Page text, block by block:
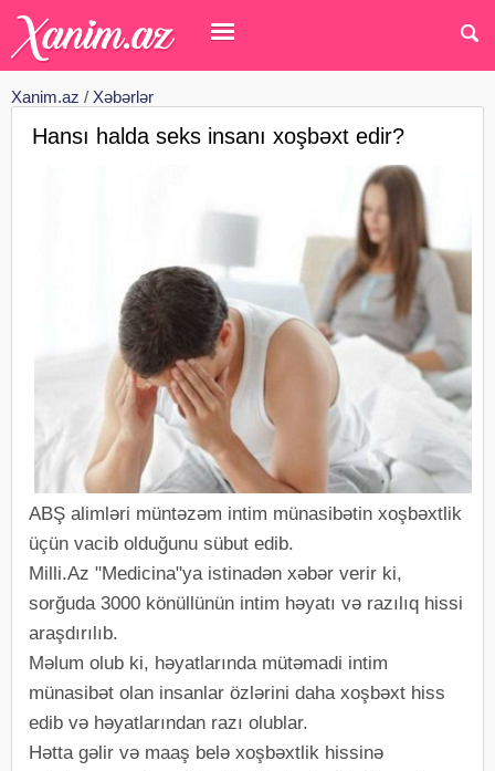
Xanim.az / Xəbərlər
Hansı halda seks insanı xoşbəxt edir?
ABŞ alimləri müntəzəm intim münasibətin xoşbəxtlik
üçün vacib olduğunu sübut edib.
Milli.Az "Medicina"ya istinadən xəbər verir ki,
sorğuda 3000 könüllünün intim həyatı və razılıq hissi
araşdırılıb.
Məlum olub ki, həyatlarında mütəmadi intim
münasibət olan insanlar özlərini daha xoşbəxt hiss
edib və həyatlarından razı olublar.
Hətta gəlir və maaş belə xoşbəxtlik hissinə